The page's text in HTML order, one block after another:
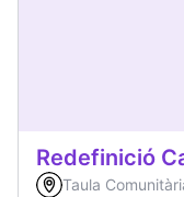
Redefinició
Taula